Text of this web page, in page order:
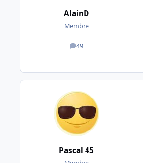
AlainD
Membre
49
messages
Pascal 45